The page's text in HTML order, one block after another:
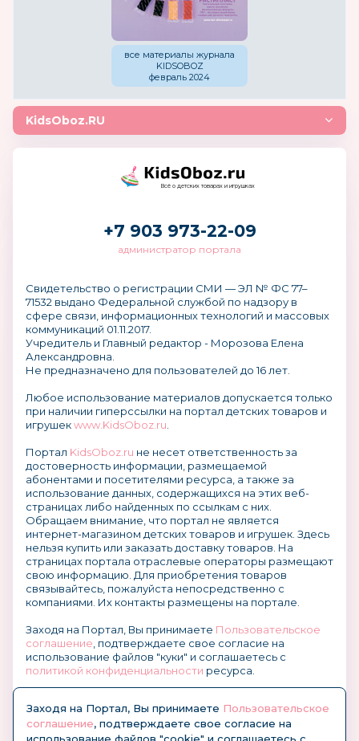
все материалы журнала
KIDSOBOZ
февраль 2024
KidsOboz.RU
Всё о детских товарах и игрушках
+7 903 973-22-09
администратор портала
Свидетельство о регистрации СМИ — ЭЛ № ФС 77–
71532 выдано Федеральной службой по надзору в
сфере связи, информационных технологий и массовых
коммуникаций 01.11.2017.
Учредитель и Главный редактор - Морозова Елена
Александровна.
Не предназначено для пользователей до 16 лет.
Любое использование материалов допускается только
при наличии гиперссылки на портал детских товаров и
игрушекwww.KidsOboz.ru
Портал KidsOboz.ru не несет ответственность за
достоверность информации, размещаемой
абонентами и посетителями ресурса, а также за
использование данных, содержащихся на этих веб-
страницах либо найденных по ссылкам с них.
Обращаем внимание, что портал не является
интернет-магазином детских товаров и игрушек. Здесь
нельзя купить или заказать доставку товаров. На
страницах портала отраслевые операторы размещают
свою информацию. Для приобретения товаров
связывайтесь, пожалуйста непосредственно с
компаниями. Их контакты размещены на портале.
Заходя на Портал, Вы принимаете Пользовательское
соглашение , подтверждаете свое согласие на
использование файлов "куки" и соглашаетесь с
политикой конфиденциальности ресурса.
Заходя на Портал, Вы принимаете Пользовательское
соглашение, подтверждаете свое согласие на